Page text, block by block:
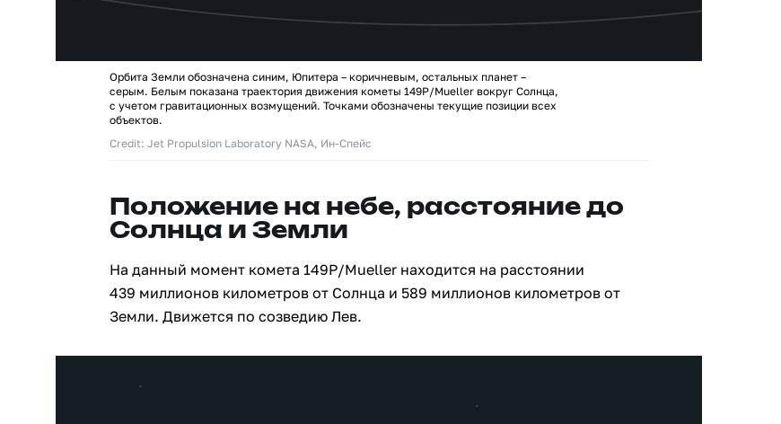
Орбита Земли обозначена синим, Юпитера – коричневым, остальных планет –
серым. Белым показана траектория движения кометы 149P/Mueller вокруг Солнца,
с учетом гравитационных возмущений. Точками обозначены текущие позиции всех
объектов.
Credit: Jet Propulsion Laboratory NASA, Ин-Спейс
Положение на небе, расстояние до
Солнца и Земли
На данный момент комета 149P/Mueller находится на расстоянии
439 миллионов километров от Солнца и 589 миллионов километров от
Земли. Движется по созведию Лев.